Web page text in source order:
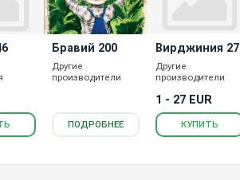
Бравий 200
Другие
производители
ПОДРОБНЕЕ
Вирджиния 27
Другие
производители
1 - 27 EUR
КУПИТЬ